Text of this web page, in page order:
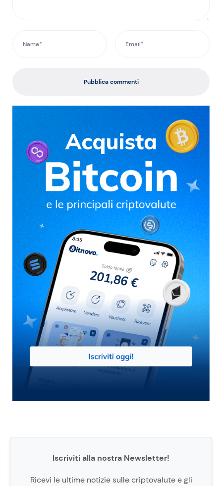
Pubblica commenti
Iscriviti alla nostra Newsletter!
Ricevi le ultime notizie sulle criptovalute e gli